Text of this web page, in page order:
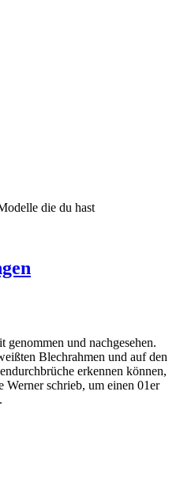
die du hast
und nachgesehen.
Blechrahmen und auf den
erkennen können,
Werner schrieb, um einen 01er